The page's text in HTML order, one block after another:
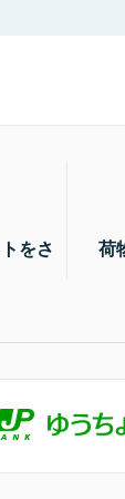
をさ
荷